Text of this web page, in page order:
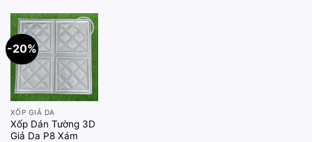
-20%
Add to
wishlist
XỐP GIẢ DA
Xốp Dán Tường 3D
Giả Da P8 Xám